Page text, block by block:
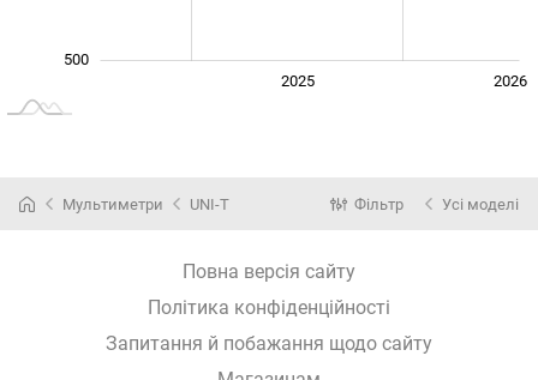
500
2025 2026
Мультиметри UNI-T Фільтр Усі моделі
Повна версія сайту
Політика конфіденційності
Запитання й побажання щодо сайту